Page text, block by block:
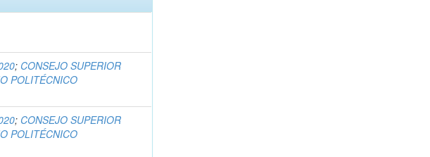
; CONSEJO SUPERIOR
POLITÉCNICO
; CONSEJO SUPERIOR
POLITÉCNICO